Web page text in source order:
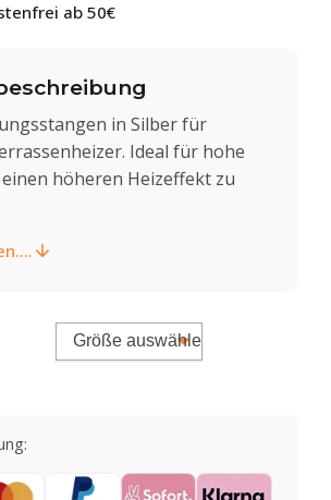
ab 50€
in Silber für
Ideal für hohe
höheren Heizeffekt zu